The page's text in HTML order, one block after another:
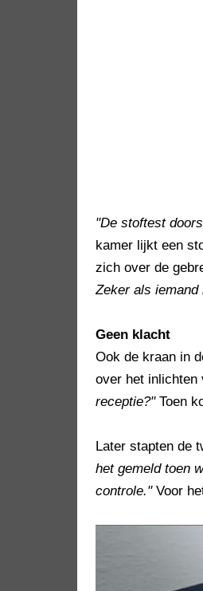
"De stoftest
kamer lijkt een
zich over de
Zeker als
Geen klacht
Ook de kraan in
over het inlichten
receptie?"Toen
Later stapten de
het gemeld toen
controle."Voor